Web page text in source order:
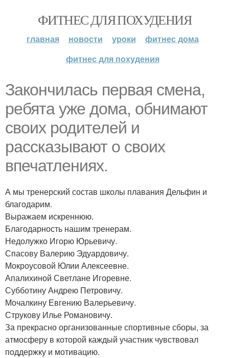
ФИТНЕС ДЛЯ ПОХУДЕНИЯ
главная новости уроки
фитнес дома
фитнес для похудения
Закончилась первая смена,
ребята уже дома, обнимают
своих родителей и
рассказывают о своих
впечатлениях.
А мы тренерский состав школы плавания Дельфин и
благодарим.
Выражаем искреннюю.
Благодарность нашим тренерам.
Недолужко Игорю Юрьевичу.
Спасову Валерию Эдуардовичу.
Мокроусовой Юлии Алексеевне.
Апалихиной Светлане Игоревне.
Субботину Андрею Петровичу.
Мочалкину Евгению Валерьевичу.
Струкову Илье Романовичу.
За прекрасно организованные спортивные сборы, за
атмосферу в которой каждый участник чувствовал
поддержку и мотивацию.